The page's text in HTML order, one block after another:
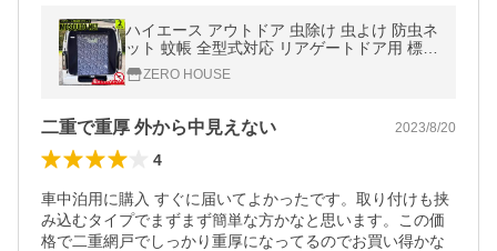
ハイエース アウトドア 虫除け 虫よけ 防虫ネ
ット 蚊帳 全型式対応 リアゲートドア用 標準
ナロー ボディ S-GL キャンプ サーフィン 着
替え 車中泊
ZERO HOUSE
二重で重厚 外から中見えない 2023/8/20
4
車中泊用に購入 すぐに届いてよかったです。取り付けも挟
み込むタイプでまずまず簡単な方かなと思います。この価
格で二重網戸でしっかり重厚になってるのでお買い得かな